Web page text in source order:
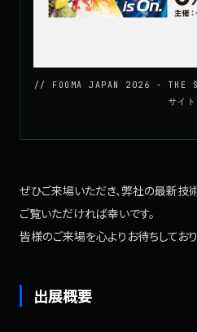
// FOOMA JAPAN 2026 - THE
サイト
ぜひご来場いただき、弊社の最新技
ご覧いただければ幸いです。
皆様のご来場を心よりお待ちしており
出展概要